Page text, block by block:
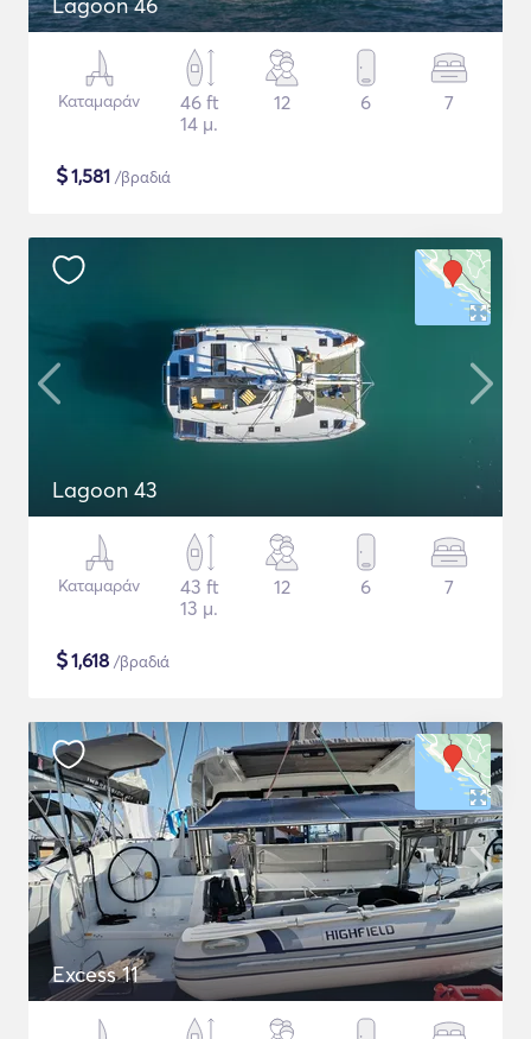
Καταμαράν
46 ft
14 μ.
12 6 7
$1,581 /βραδιά
Lagoon 43
Καταμαράν
43 ft
13 μ.
12 6 7
$1,618 /βραδιά
Excess 11